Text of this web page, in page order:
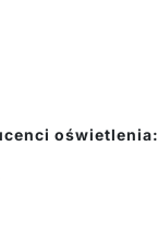
oświetlenia: